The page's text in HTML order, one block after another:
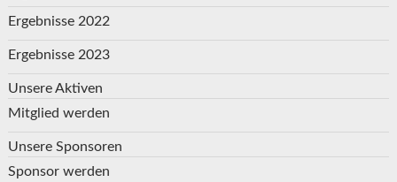
Ergebnisse 2022
Ergebnisse 2023
Unsere Aktiven
Mitglied werden
Unsere Sponsoren
Sponsor werden